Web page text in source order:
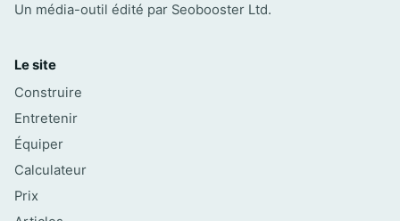
Un média-outil édité par Seobooster Ltd.
Le site
Construire
Entretenir
Équiper
Calculateur
Prix